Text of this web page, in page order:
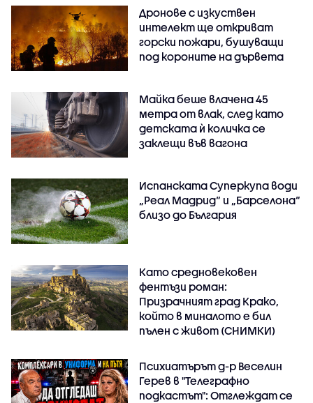
Дронове с изкуствен
интелект ще откриват
горски пожари, бушуващи
под короните на дървета
Майка беше влачена 45
метра от влак, след като
детската ѝ количка се
заклещи във вагона
Испанската Суперкупа води
„Реал Мадрид“ и „Барселона“
близо до България
Като средновековен
фентъзи роман:
Призрачният град Крако,
който в миналото е бил
пълен с живот (СНИМКИ)
Психиатърът д-р Веселин
Герев в "Телеграфно
подкастът": Отглеждат се